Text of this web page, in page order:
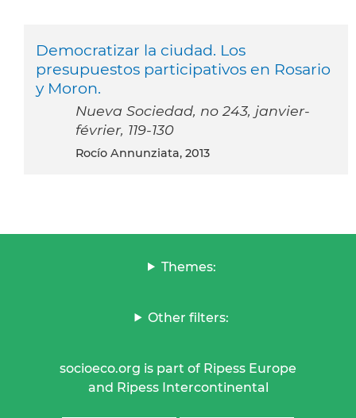
Democratizar la ciudad. Los
presupuestos participativos en Rosario
y Moron.
Nueva Sociedad, no 243, janvier-
février, 119-130
Rocío Annunziata, 2013
Themes:
Other filters:
socioeco.org is part of Ripess Europe
and Ripess Intercontinental